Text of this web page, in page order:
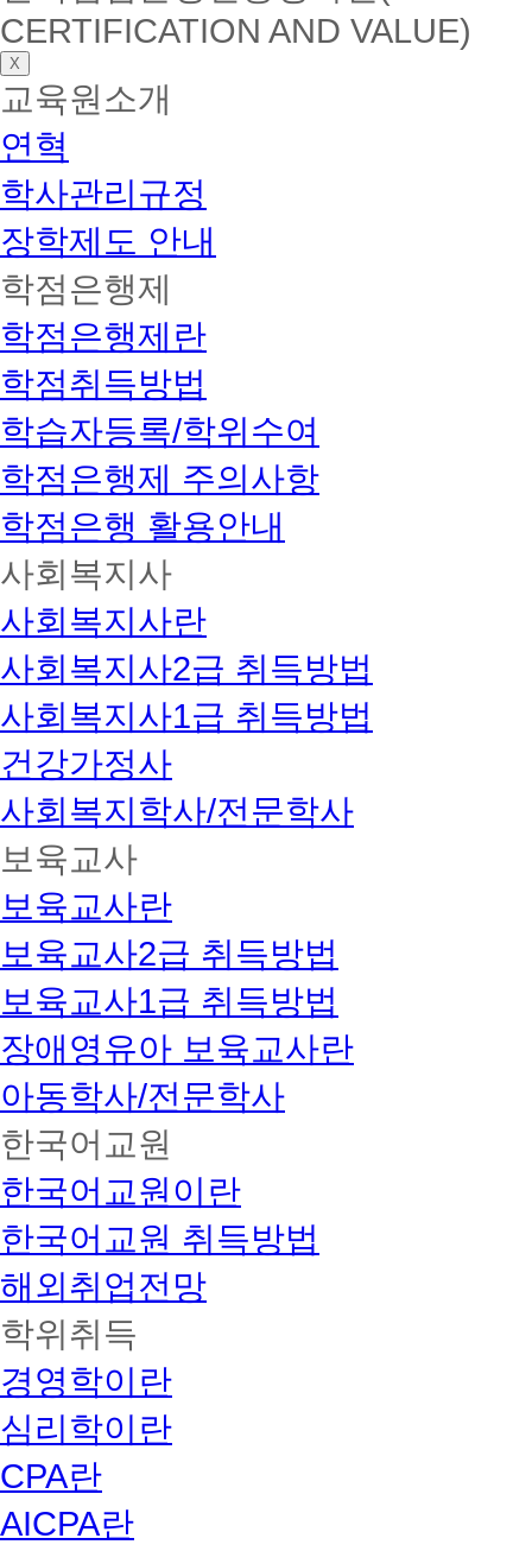
CERTIFICATION AND VALUE)
X
교육원소개
연혁
학사관리규정
장학제도 안내
학점은행제
학점은행제란
학점취득방법
학습자등록/학위수여
학점은행제 주의사항
학점은행 활용안내
사회복지사
사회복지사란
사회복지사2급 취득방법
사회복지사1급 취득방법
건강가정사
사회복지학사/전문학사
보육교사
보육교사란
보육교사2급 취득방법
보육교사1급 취득방법
장애영유아 보육교사란
아동학사/전문학사
한국어교원
한국어교원이란
한국어교원 취득방법
해외취업전망
학위취득
경영학이란
심리학이란
CPA란
AICPA란